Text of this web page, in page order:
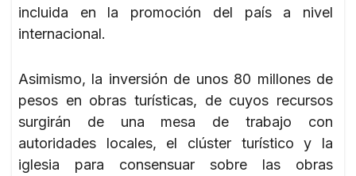
incluida en la promoción del país a nivel
internacional.
Asimismo, la inversión de unos 80 millones de
pesos en obras turísticas, de cuyos recursos
surgirán de una mesa de trabajo con
autoridades locales, el clúster turístico y la
iglesia para consensuar sobre las obras